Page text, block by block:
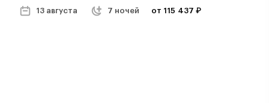
13 августа 7 ночей от 115 437 ₽